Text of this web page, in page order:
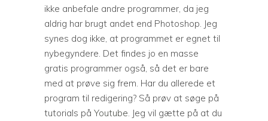
ikke anbefale andre programmer, da jeg
aldrig har brugt andet end Photoshop. Jeg
synes dog ikke, at programmet er egnet til
nybegyndere. Det findes jo en masse
gratis programmer også, så det er bare
med at prøve sig frem. Har du allerede et
program til redigering? Så prøv at søge på
tutorials på Youtube. Jeg vil gætte på at du